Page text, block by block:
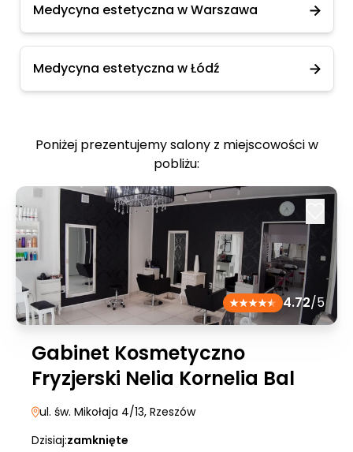
Medycyna estetyczna w Warszawa
Medycyna estetyczna w Łódź
Poniżej prezentujemy salony z miejscowości w
pobliżu:
4.72/5
Gabinet Kosmetyczno
Fryzjerski Nelia Kornelia Bal
ul. św. Mikołaja 4/13, Rzeszów
Dzisiaj:zamknięte